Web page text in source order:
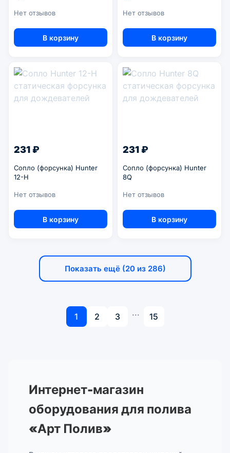
Нет отзывов
В корзину
Нет отзывов
В корзину
231 ₽
Сопло (форсунка) Hunter
12-H
Нет отзывов
В корзину
231 ₽
Сопло (форсунка) Hunter
8Q
Нет отзывов
В корзину
Показать ещё (20 из 286)
1 2 3 ... 15
Интернет-магазин
оборудования для полива
«Арт Полив»